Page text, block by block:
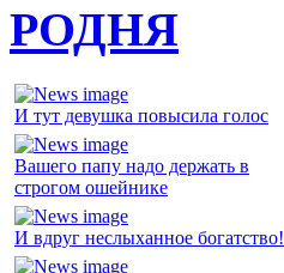
РОДНЯ
И тут девушка повысила голос
Вашего папу надо держать в
строгом ошейнике
И вдруг неслыханное богатство!